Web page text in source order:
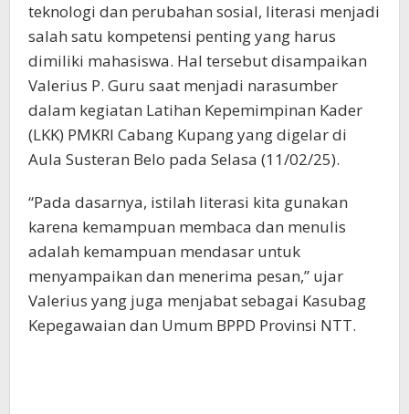
teknologi dan perubahan sosial, literasi menjadi
salah satu kompetensi penting yang harus
dimiliki mahasiswa. Hal tersebut disampaikan
Valerius P. Guru saat menjadi narasumber
dalam kegiatan Latihan Kepemimpinan Kader
(LKK) PMKRI Cabang Kupang yang digelar di
Aula Susteran Belo pada Selasa (11/02/25).
“Pada dasarnya, istilah literasi kita gunakan
karena kemampuan membaca dan menulis
adalah kemampuan mendasar untuk
menyampaikan dan menerima pesan,” ujar
Valerius yang juga menjabat sebagai Kasubag
Kepegawaian dan Umum BPPD Provinsi NTT.